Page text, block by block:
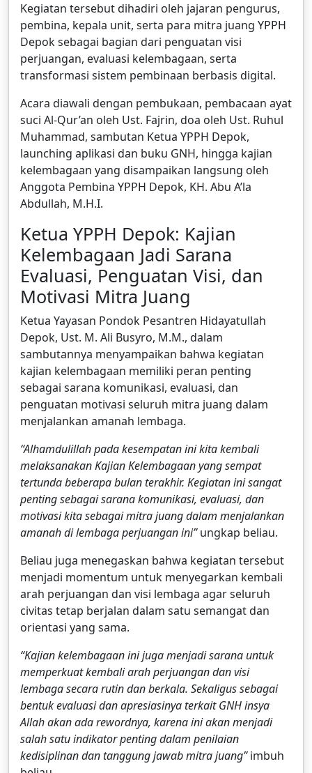
Kegiatan tersebut dihadiri oleh jajaran pengurus,
pembina, kepala unit, serta para mitra juang YPPH
Depok sebagai bagian dari penguatan visi
perjuangan, evaluasi kelembagaan, serta
transformasi sistem pembinaan berbasis digital.
Acara diawali dengan pembukaan, pembacaan ayat
suci Al-Qur’an oleh Ust. Fajrin, doa oleh Ust. Ruhul
Muhammad, sambutan Ketua YPPH Depok,
launching aplikasi dan buku GNH, hingga kajian
kelembagaan yang disampaikan langsung oleh
Anggota Pembina YPPH Depok, KH. Abu A’la
Abdullah, M.H.I.
Ketua YPPH Depok: Kajian
Kelembagaan Jadi Sarana
Evaluasi, Penguatan Visi, dan
Motivasi Mitra Juang
Ketua Yayasan Pondok Pesantren Hidayatullah
Depok, Ust. M. Ali Busyro, M.M., dalam
sambutannya menyampaikan bahwa kegiatan
kajian kelembagaan memiliki peran penting
sebagai sarana komunikasi, evaluasi, dan
penguatan motivasi seluruh mitra juang dalam
menjalankan amanah lembaga.
“Alhamdulillah pada kesempatan ini kita kembali
melaksanakan Kajian Kelembagaan yang sempat
tertunda beberapa bulan terakhir. Kegiatan ini sangat
penting sebagai sarana komunikasi, evaluasi, dan
motivasi kita sebagai mitra juang dalam menjalankan
amanah di lembaga perjuangan ini”ungkap beliau.
Beliau juga menegaskan bahwa kegiatan tersebut
menjadi momentum untuk menyegarkan kembali
arah perjuangan dan visi lembaga agar seluruh
civitas tetap berjalan dalam satu semangat dan
orientasi yang sama.
“Kajian kelembagaan ini juga menjadi sarana untuk
memperkuat kembali arah perjuangan dan visi
lembaga secara rutin dan berkala. Sekaligus sebagai
bentuk evaluasi dan apresiasinya terkait GNH insya
Allah akan ada rewordnya, karena ini akan menjadi
salah satu indikator penting dalam penilaian
kedisiplinan dan tanggung jawab mitra juang”imbuh